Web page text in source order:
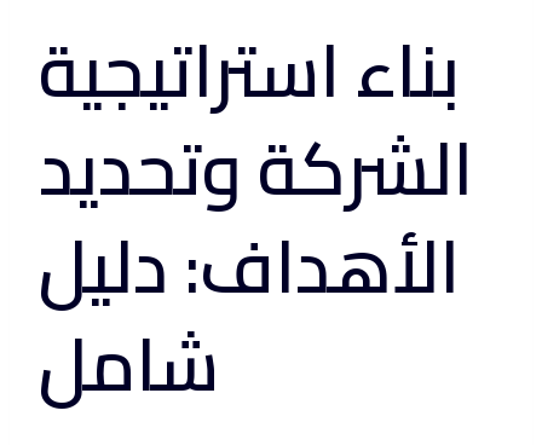
بناء استراتيجية
الشركة وتحديد
الأهداف: دليل
شامل